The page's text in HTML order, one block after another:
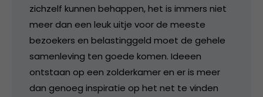
zichzelf kunnen behappen, het is immers niet
meer dan een leuk uitje voor de meeste
bezoekers en belastinggeld moet de gehele
samenleving ten goede komen. Ideeen
ontstaan op een zolderkamer en er is meer
dan genoeg inspiratie op het net te vinden